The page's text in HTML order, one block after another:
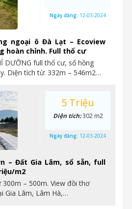
ngoại ô Đà Lạt – Ecoview
hoàn chỉnh. Full thổ cư
DƯỠNG full thổ cư, sổ hồng
Diện tích từ: 332m – 546m2…
Ngày đăng: 12-03-2024
– Đất Gia Lâm, sổ sẵn, full
m2
– 500m. View đồi thơ
Gia Lâm, Lâm Hà,…
5 Triệu
Diện tích:302 m2
Ngày đăng: 12-03-2024